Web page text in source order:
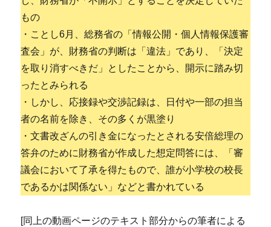
もの
・ことし6月、総務省の「情報公開・個人情報保護審
査会」が、財務省の判断は「違法」であり、「決定
を取り消すべきだ」としたことから、開示に踏み切
ったとみられる
・しかし、応接録や交渉記録は、日付や一部の担当
者の名前を除き、その多くが黒塗り
・文書改ざんの引き金になったとされる安倍総理の
答弁のために財務省が作成した想定問答には、「審
議会において了承を得たもので、誰が小学校の校長
であるかは関係ない」などと書かれている
[同上の動画ページのテキスト部分からの筆者による